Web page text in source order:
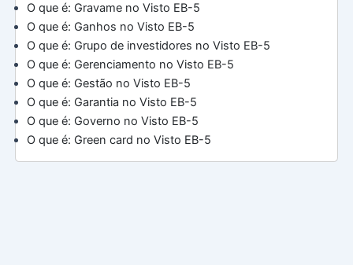
O que é: Gravame no Visto EB-5
O que é: Ganhos no Visto EB-5
O que é: Grupo de investidores no Visto EB-5
O que é: Gerenciamento no Visto EB-5
O que é: Gestão no Visto EB-5
O que é: Garantia no Visto EB-5
O que é: Governo no Visto EB-5
O que é: Green card no Visto EB-5